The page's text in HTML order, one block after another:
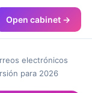
Open cabinet →
electrónicos
para 2026